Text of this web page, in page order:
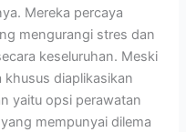
Mereka percaya
mengurangi stres dan
keseluruhan. Meski
khusus diaplikasikan
yaitu opsi perawatan
mempunyai dilema